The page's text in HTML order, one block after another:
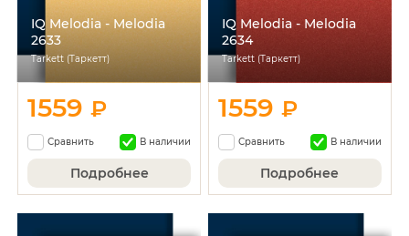
IQ Melodia - Melodia
2633
Tarkett (Таркетт)
1559₽
Сравнить В наличии
Подробнее
IQ Melodia - Melodia
2634
Tarkett (Таркетт)
1559₽
Сравнить В наличии
Подробнее